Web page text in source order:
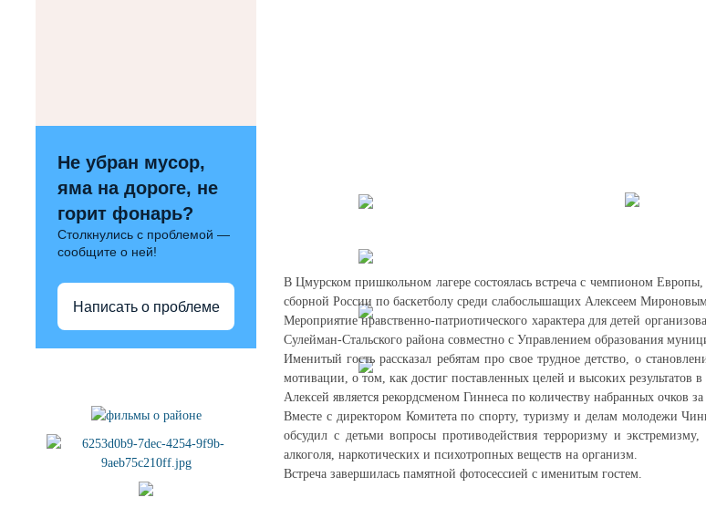
Не убран мусор,
яма на дороге, не
горит фонарь?
Столкнулись с проблемой —
сообщите о ней!
Написать о проблеме
В Цмурском пришкольном лагере состоялась встреча с чемпионом
сборной России по баскетболу среди слабослышащих Алексеем
Мероприятие нравственно-патриотического характера для детей
Сулейман-Стальского района совместно с Управлением образования
Именитый гость рассказал ребятам про свое трудное детство, о
мотивации, о том, как достиг поставленных целей и высоких результатов
Алексей является рекордсменом Гиннеса по количеству набранных очков
Вместе с директором Комитета по спорту, туризму и делам молодежи
обсудил с детьми вопросы противодействия терроризму и
алкоголя, наркотических и психотропных веществ на организм.
Встреча завершилась памятной фотосессией с именитым гостем.